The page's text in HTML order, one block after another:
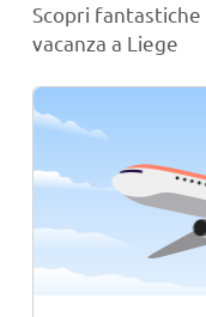
Scopri
vacanza a Liege